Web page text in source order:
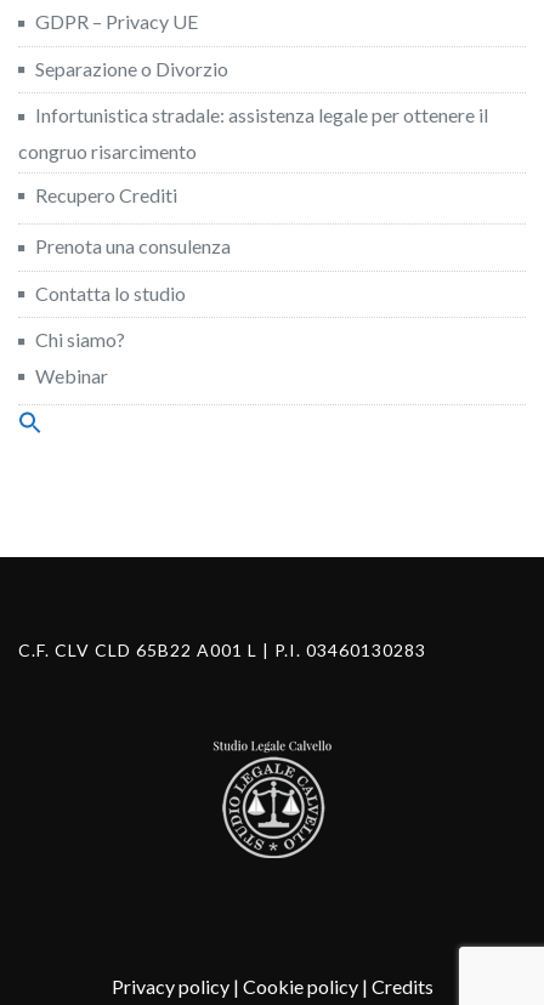
GDPR – Privacy UE
Separazione o Divorzio
Infortunistica stradale: assistenza legale per ottenere il
congruo risarcimento
Recupero Crediti
Prenota una consulenza
Contatta lo studio
Chi siamo?
Webinar
Search
C.F. CLV CLD 65B22 A001 L | P.I. 03460130283
Privacy policy| Cookie policy| Credits